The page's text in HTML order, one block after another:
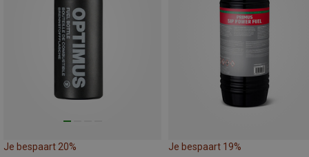
Je bespaart 20% Je bespaart 19%